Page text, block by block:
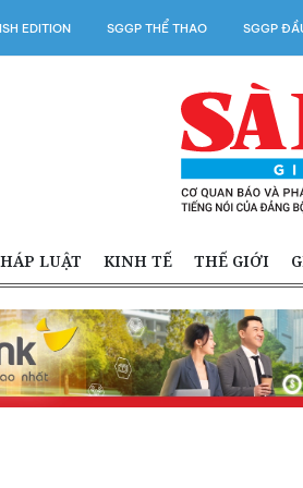
EDITION SGGP THỂ THAO SGGP
LUẬT KINH TẾ THẾ GIỚI